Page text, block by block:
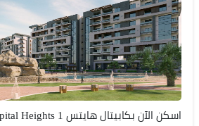
اسكن الآن بكابيتال هايتس Capital Heights 1 العاصمة الإدارية